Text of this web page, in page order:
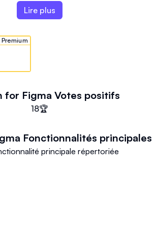
Lire plus
Premium
for Figma Votes positifs
18🏆
Fonctionnalités principales
principale répertoriée